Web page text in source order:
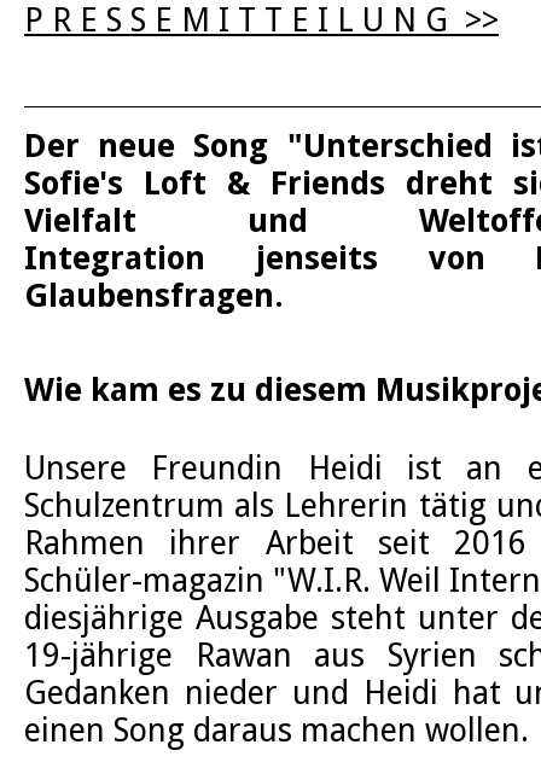
P R E S S E M I T T E I L U N G >>
Der neue Song "Unterschied
Sofie's Loft & Friends dreht
Vielfalt und
Integration jenseits von
Glaubensfragen.
Wie kam es zu diesem
Unsere Freundin Heidi ist an
Schulzentrum als Lehrerin tätig
Rahmen ihrer Arbeit seit 2016
Schüler-magazin "W.I.R. Weil
diesjährige Ausgabe steht unter
19-jährige Rawan aus Syrien
Gedanken nieder und Heidi hat
einen Song daraus machen wollen.